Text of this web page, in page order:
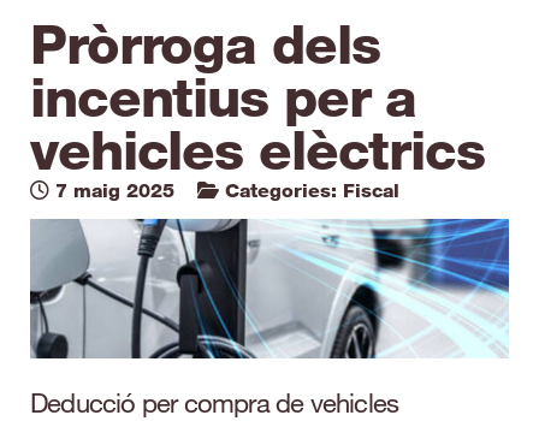
Pròrroga dels
incentius per a
vehicles elèctrics
7 maig 2025 Categories: Fiscal
Deducció per compra de vehicles